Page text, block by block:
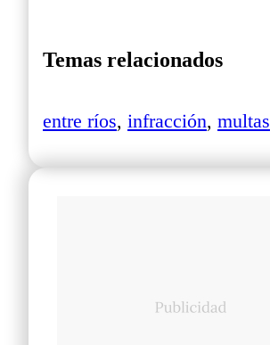
Temas relacionados
entre ríos, infracción, multas